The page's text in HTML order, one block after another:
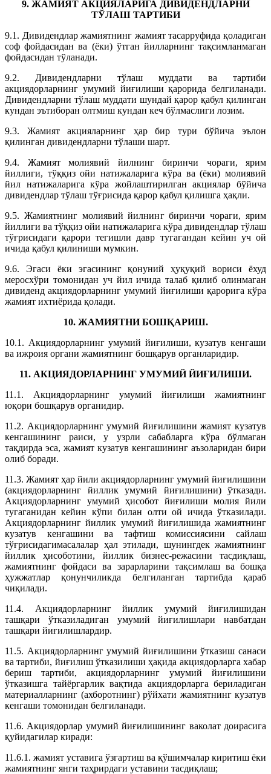
9. ЖАМИЯТ АКЦИЯЛАРИГА ДИВИДЕНДЛАРНИ
ТЎЛАШ ТАРТИБИ
9.1. Дивидендлар жамиятнинг жамият тасарруфида қоладиган
соф фойдасидан ва (ёки) ўтган йилларнинг тақсимланмаган
фойдасидан тўланади.
9.2. Дивидендларни тўлаш муддати ва тартиби
акциядорларнинг умумий йиғилиши қарорида белгиланади.
Дивидендларни тўлаш муддати шундай қарор қабул қилинган
кундан эътиборан олтмиш кундан кеч бўлмаслиги лозим.
9.3. Жамият акцияларнинг ҳар бир тури бўйича эълон
қилинган дивидендларни тўлаши шарт.
9.4. Жамият молиявий йилнинг биринчи чораги, ярим
йиллиги, тўққиз ойи натижаларига кўра ва (ёки) молиявий
йил натижаларига кўра жойлаштирилган акциялар бўйича
дивидендлар тўлаш тўғрисида қарор қабул қилишга ҳақли.
9.5. Жамиятнинг молиявий йилнинг биринчи чораги, ярим
йиллиги ва тўққиз ойи натижаларига кўра дивидендлар тўлаш
тўғрисидаги қарори тегишли давр тугагандан кейин уч ой
ичида қабул қилиниши мумкин.
9.6. Эгаси ёки эгасининг қонуний ҳуқуқий вориси ёхуд
меросхўри томонидан уч йил ичида талаб қилиб олинмаган
дивиденд акциядорларнинг умумий йиғилиши қарорига кўра
жамият ихтиёрида қолади.
10. ЖАМИЯТНИ БОШҚАРИШ.
10.1. Акциядорларнинг умумий йиғилиши, кузатув кенгаши
ва ижроия органи жамиятнинг бошқарув органларидир.
11. АКЦИЯДОРЛАРНИНГ УМУМИЙ ЙИҒИЛИШИ.
11.1. Акциядорларнинг умумий йиғилиши жамиятнинг
юқори бошқарув органидир.
11.2. Акциядорларнинг умумий йиғилишини жамият кузатув
кенгашининг раиси, у узрли сабабларга кўра бўлмаган
тақдирда эса, жамият кузатув кенгашининг аъзоларидан бири
олиб боради.
11.3. Жамият ҳар йили акциядорларнинг умумий йиғилишини
(акциядорларнинг йиллик умумий йиғилишини) ўтказади.
Акциядорларнинг умумий ҳисобот йиғилиши молия йили
тугаганидан кейин кўпи билан олти ой ичида ўтказилади.
Акциядорларнинг йиллик умумий йиғилишида жамиятнинг
кузатув кенгашини ва тафтиш комиссиясини сайлаш
тўғрисидагимасалалар ҳал этилади, шунингдек жамиятнинг
йиллик ҳисоботини, йиллик бизнес-режасини тасдиқлаш,
жамиятнинг фойдаси ва зарарларини тақсимлаш ва бошқа
ҳужжатлар қонунчиликда белгиланган тартибда қараб
чиқилади.
11.4. Акциядорларнинг йиллик умумий йиғилишидан
ташқари ўтказиладиган умумий йиғилишлари навбатдан
ташқари йиғилишлардир.
11.5. Акциядорларнинг умумий йиғилишини ўтказиш санаси
ва тартиби, йиғилиш ўтказилиши ҳақида акциядорларга хабар
бериш тартиби, акциядорларнинг умумий йиғилишини
ўтказишга тайёргарлик вақтида акциядорларга бериладиган
материалларнинг (ахборотнинг) рўйхати жамиятнинг кузатув
кенгаши томонидан белгиланади.
11.6. Акциядорлар умумий йиғилишининг ваколат доирасига
қуйидагилар киради:
11.6.1. жамият уставига ўзгартиш ва қўшимчалар киритиш ёки
жамиятнинг янги таҳрирдаги уставини тасдиқлаш;